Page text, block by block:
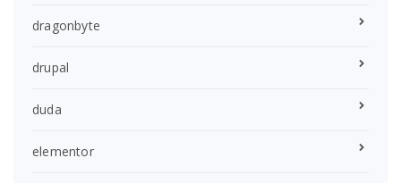
dragonbyte
drupal
duda
elementor